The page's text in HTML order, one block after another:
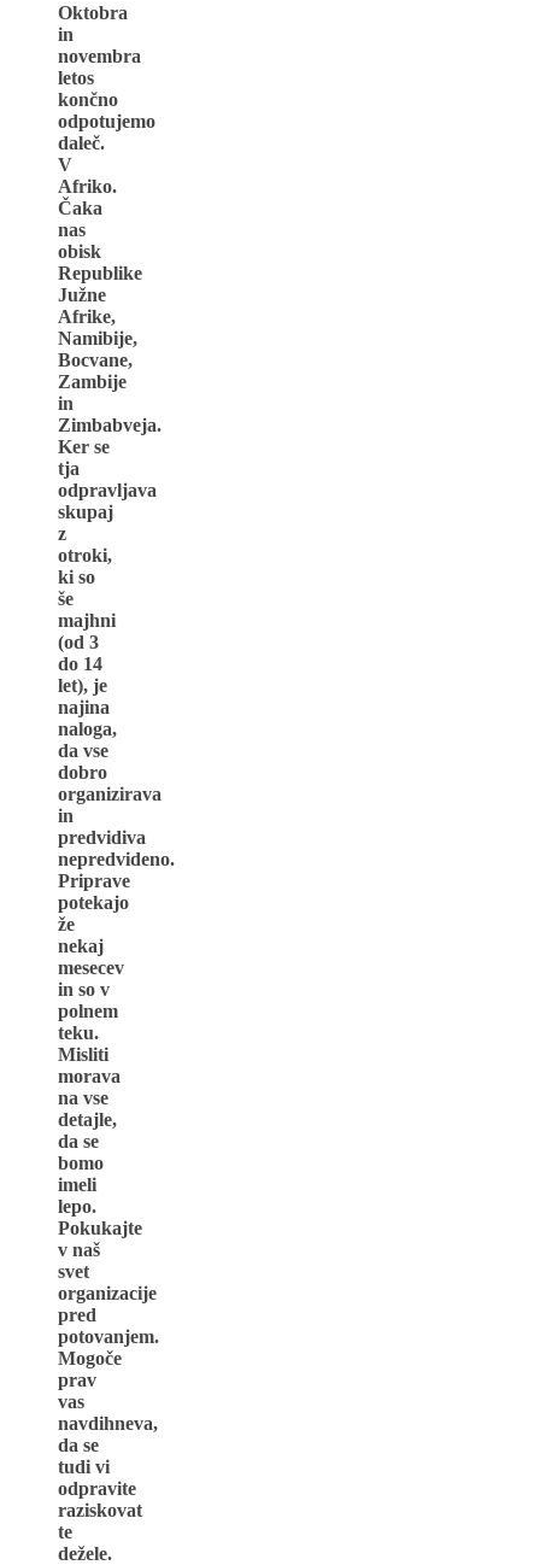
Oktobra
in
novembra
letos
končno
odpotujemo
daleč.
V
Afriko.
Čaka
nas
obisk
Republike
Južne
Afrike,
Namibije,
Bocvane,
Zambije
in
Zimbabveja.
Ker se
tja
odpravljava
skupaj
z
otroki,
ki so
še
majhni
(od 3
do 14
let), je
najina
naloga,
da vse
dobro
organizirava
in
predvidiva
nepredvideno.
Priprave
potekajo
že
nekaj
mesecev
in so v
polnem
teku.
Misliti
morava
na vse
detajle,
da se
bomo
imeli
lepo.
Pokukajte
v naš
svet
organizacije
pred
potovanjem.
Mogoče
prav
vas
navdihneva,
da se
tudi vi
odpravite
raziskovat
te
dežele.